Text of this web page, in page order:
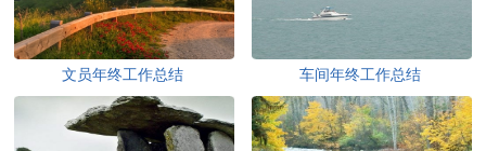
文员年终工作总结 车间年终工作总结